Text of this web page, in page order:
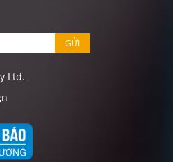
GỬI
Ltd.